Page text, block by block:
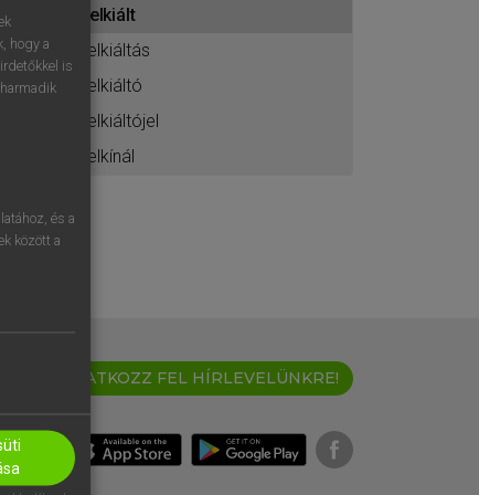
felkiált
felkiáltás
felkiáltó
felkiáltójel
felkínál
IRATKOZZ FEL HÍRLEVELÜNKRE!
hogy a
is
és a
között a